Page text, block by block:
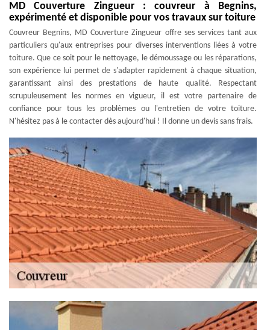
MD Couverture Zingueur : couvreur à Begnins,
expérimenté et disponible pour vos travaux sur toiture
Couvreur Begnins, MD Couverture Zingueur offre ses services tant aux
particuliers qu'aux entreprises pour diverses interventions liées à votre
toiture. Que ce soit pour le nettoyage, le démoussage ou les réparations,
son expérience lui permet de s'adapter rapidement à chaque situation,
garantissant ainsi des prestations de haute qualité. Respectant
scrupuleusement les normes en vigueur, il est votre partenaire de
confiance pour tous les problèmes ou l'entretien de votre toiture.
N'hésitez pas à le contacter dès aujourd'hui ! Il donne un devis sans frais.